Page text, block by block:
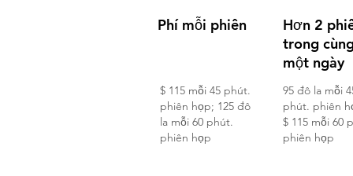
Phí mỗi phiên
$ 115 mỗi 45 phút.
phiên họp; 125 đô
la mỗi 60 phút.
phiên họp
Hơn 2
trong
một ngày
95 đô la mỗi
phút. phiên
$ 115 mỗi 60
phiên họp